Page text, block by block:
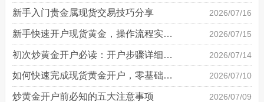
新手入门贵金属现货交易技巧分享 2026/07/16
新手快速开户现货黄金，操作流程实操详解 2026/07/15
初次炒黄金开户必读：开户步骤详细说明 2026/07/14
如何快速完成现货黄金开户，零基础也能轻松上手 2026/07/10
炒黄金开户前必知的五大注意事项 2026/07/09